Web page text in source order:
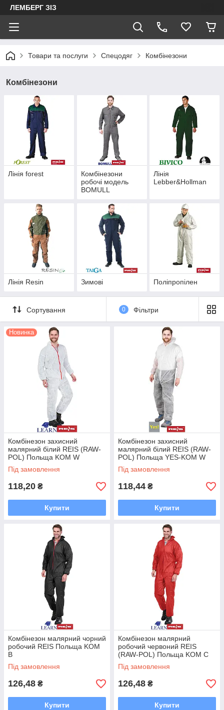
ЛЕМБЕРГ ЗІЗ
Товари та послуги Спецодяг Комбінезони
Комбінезони
Лінія forest
Комбінезони
робочі модель
BOMULL
Лінія
Lebber&Hollman
Лінія Resin Зимові Поліпропілен
Сортування 0 Фільтри
Новинка
Комбінезон захисний
малярний білий REIS (RAW-
POL) Польща KOM W
Під замовлення
118,20 ₴
Купити
Комбінезон захисний
малярний білий REIS (RAW-
POL) Польща YES-KOM W
Під замовлення
118,44 ₴
Купити
Комбінезон малярний чорний
робочий REIS Польща KOM
B
Під замовлення
126,48 ₴
Купити
Комбінезон малярний
робочий червоний REIS
(RAW-POL) Польща KOM C
Під замовлення
126,48 ₴
Купити